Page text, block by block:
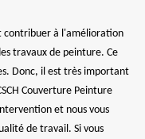
contribuer à l'amélioration
travaux de peinture. Ce
Donc, il est très important
Couverture Peinture
et nous vous
de travail. Si vous